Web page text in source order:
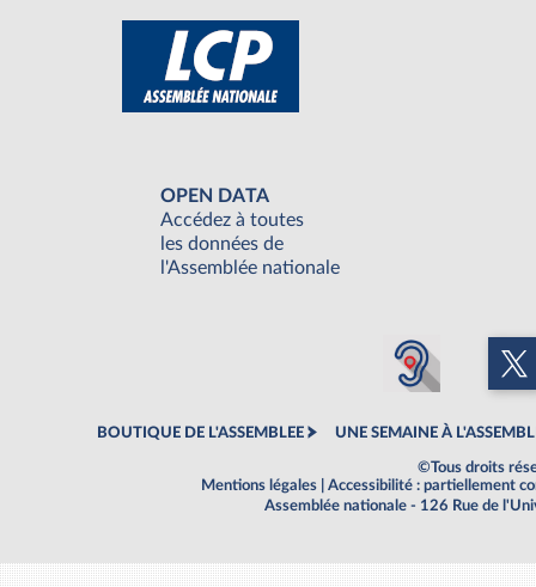
OPEN DATA
Accédez à toutes
les données de
l'Assemblée nationale
BOUTIQUE DE L'ASSEMBLEE UNE SEMAINE À
©Tous droits
Mentions légales
Accessibilité : partiellement
Assemblée nationale - 126 Rue de